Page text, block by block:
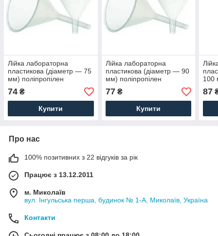
Лійка лабораторна
пластикова (діаметр — 75
мм) поліпропілен
74 ₴
Купити
Лійка лабораторна
пластикова (діаметр — 90
мм) поліпропілен
77₴
Купити
100
87
Про нас
100% позитивних з 22 відгуків за рік
Працює з 13.12.2011
м. Миколаїв
вул. Інгульська перша, будинок № 1-А, Миколаїв, Україна
Контакти